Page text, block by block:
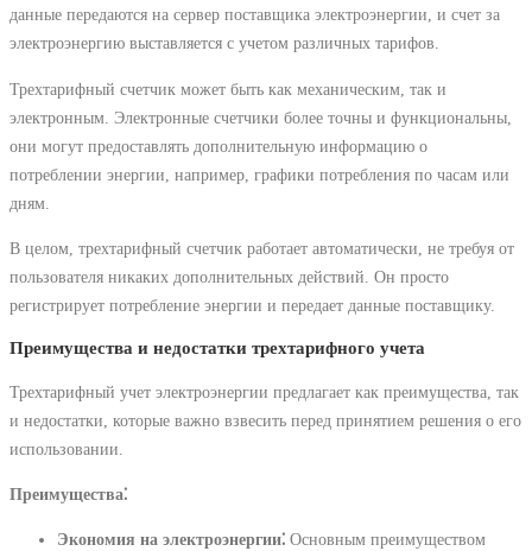
данные передаются на сервер поставщика электроэнергии, и счет за
электроэнергию выставляется с учетом различных тарифов.
Трехтарифный счетчик может быть как механическим, так и
электронным. Электронные счетчики более точны и функциональны,
они могут предоставлять дополнительную информацию о
потреблении энергии, например, графики потребления по часам или
дням.
В целом, трехтарифный счетчик работает автоматически, не требуя от
пользователя никаких дополнительных действий. Он просто
регистрирует потребление энергии и передает данные поставщику.
Преимущества и недостатки трехтарифного учета
Трехтарифный учет электроэнергии предлагает как преимущества, так
и недостатки, которые важно взвесить перед принятием решения о его
использовании.
Преимущества⁚
Экономия на электроэнергии⁚ Основным преимуществом